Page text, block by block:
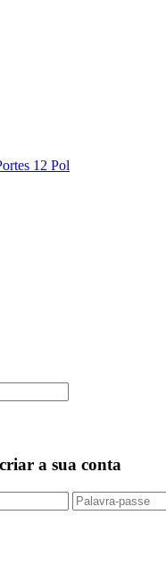
12 Pol
a sua conta